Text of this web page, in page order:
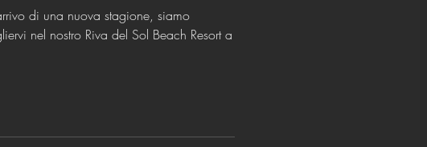
nel nostro Riva del Sol Beach Resort a